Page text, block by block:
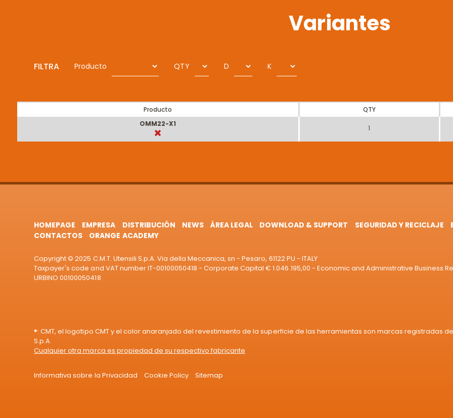
Variantes
FILTRA Producto QTY D K
Producto QTY
OMM22-X1
1
HOMEPAGE EMPRESA DISTRIBUCIÓN NEWS ÁREA LEGAL DOWNLOAD & SUPPORT SEGURIDAD Y RECICLAJE
CONTACTOS
ORANGE ACADEMY
Copyright © 2025 C.M.T. Utensili S.p.A. Via della Meccanica, sn - Pesaro, 61122 PU - ITALY
Taxpayer's code and VAT number IT-00100050418 - Corporate Capital € 1.046.195,00 - Economic and Administrative Business
URBINO 00100050418
®: CMT, el logotipo CMT y el color anaranjado del revestimiento de la superficie de las herramientas son marcas registradas de
S.p.A.
Cualquier otra marca es propiedad de su respectivo fabricante
Informativa sobre la Privacidad Cookie Policy Sitemap